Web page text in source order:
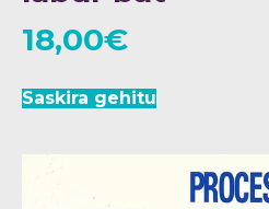
18,00€
Saskira gehitu